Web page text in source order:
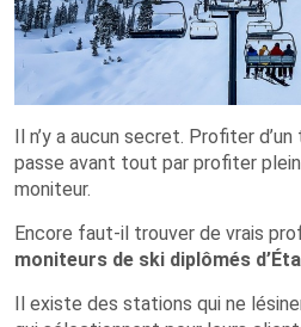
Il n’y a aucun secret. Profiter
passe avant tout par profiter
moniteur.
Encore faut-il trouver de vrais
moniteurs de ski diplômés
Il existe des stations qui ne